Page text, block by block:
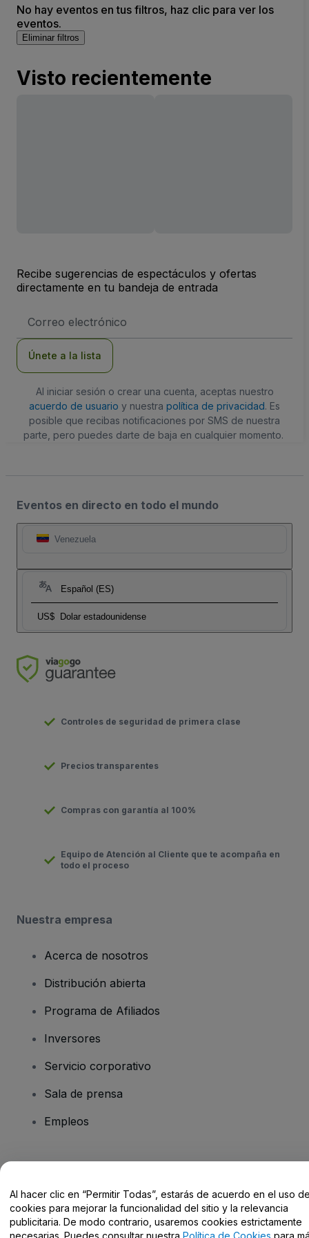
No hay eventos en tus filtros, haz clic para ver los
eventos.
Eliminar filtros
Visto recientemente
Recibe sugerencias de espectáculos y ofertas
directamente en tu bandeja de entrada
de
Únete a la lista
Al iniciar sesión o crear una cuenta, aceptas nuestro
acuerdo de usuario y nuestra política de privacidad. Es
posible que recibas notificaciones por SMS de nuestra
parte, pero puedes darte de baja en cualquier momento.
Eventos en directo en todo el mundo
Venezuela
Español (ES)
US$ Dolar estadounidense
Controles de seguridad de primera clase
Precios transparentes
Compras con garantía al 100%
Equipo de Atención al Cliente que te acompaña en
todo el proceso
Nuestra empresa
Acerca de nosotros
Distribución abierta
Programa de Afiliados
Inversores
Servicio corporativo
Sala de prensa
Empleos
Centro de Ayuda / Contacto
Al hacer clic en “Permitir Todas”, estarás de acuerdo en el uso
cookies para mejorar la funcionalidad del sitio y la relevancia
publicitaria. De modo contrario, usaremos cookies estrictamente
necesarias. Puedes consultar nuestra Política de Cookies para